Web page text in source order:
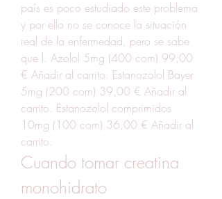
país es poco estudiado este problema
y por ello no se conoce la situación
real de la enfermedad, pero se sabe
que l. Azolol 5mg (400 com) 99,00
€ Añadir al carrito. Estanozolol Bayer
5mg (200 com) 39,00 € Añadir al
carrito. Estanozolol comprimidos
10mg (100 com) 36,00 € Añadir al
carrito.
Cuando tomar creatina
monohidrato